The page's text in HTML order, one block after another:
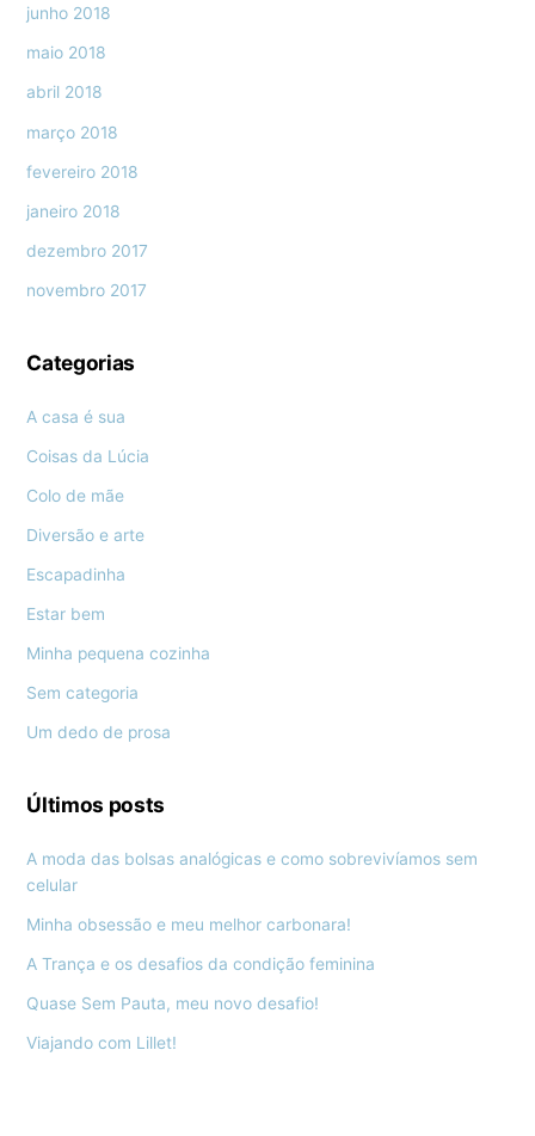
junho 2018
maio 2018
abril 2018
março 2018
fevereiro 2018
janeiro 2018
dezembro 2017
novembro 2017
Categorias
A casa é sua
Coisas da Lúcia
Colo de mãe
Diversão e arte
Escapadinha
Estar bem
Minha pequena cozinha
Sem categoria
Um dedo de prosa
Últimos posts
A moda das bolsas analógicas e como sobrevivíamos sem
celular
Minha obsessão e meu melhor carbonara!
A Trança e os desafios da condição feminina
Quase Sem Pauta, meu novo desafio!
Viajando com Lillet!